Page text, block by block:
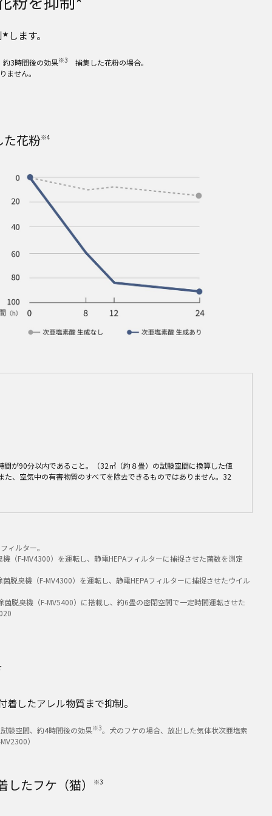
★ します。
3時間後の効果※3
捕集した花粉の場合。
せん。
た花粉※4
が90分以内であること。（32㎥（約８畳）の試験空間に換算した値
、空気中の有害物質のすべてを除去できるものではありません。32
ィルター。
F-MV4300）を運転し、静電HEPAフィルターに捕捉させた菌数を測定
臭機（F-MV4300）を運転し、静電HEPAフィルターに捕捉させたウイル
脱臭機（F-MV5400）に搭載し、約6畳の密閉空間で一定時間運転させた
したアレル物質まで抑制。
験空間、約4時間後の効果※3。犬のフケの場合、放出した気体状次亜塩素
）
したフケ（猫） ※3